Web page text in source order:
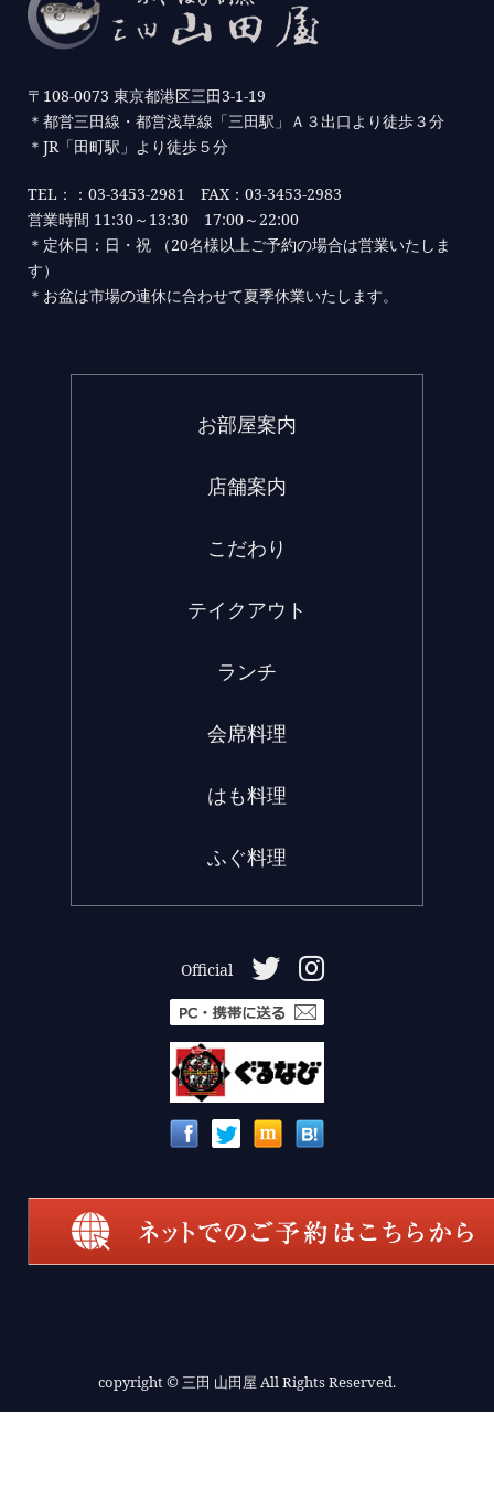
〒108-0073 東京都港区三田3-1-19
＊都営三田線・都営浅草線「三田駅」Ａ３出口より徒歩３分
＊JR「田町駅」より徒歩５分
TEL：：03-3453-2981 FAX：03-3453-2983
営業時間 11:30～13:30 17:00～22:00
＊定休日：日・祝 （20名様以上ご予約の場合は営業いたしま
す）
＊お盆は市場の連休に合わせて夏季休業いたします。
お部屋案内
店舗案内
こだわり
テイクアウト
ランチ
会席料理
はも料理
ふぐ料理
Official
copyright© 三田 山田屋 All Rights Reserved.